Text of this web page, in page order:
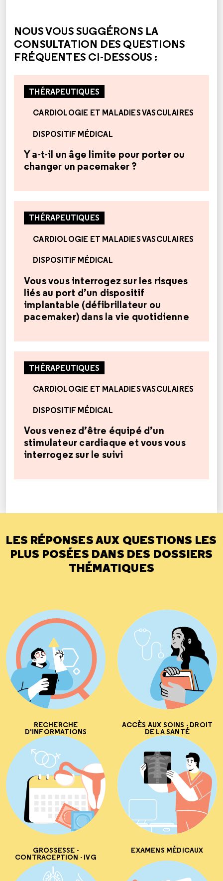
NOUS VOUS SUGGÉRONS LA
CONSULTATION DES QUESTIONS
FRÉQUENTES CI-DESSOUS :
THÉRAPEUTIQUES
CARDIOLOGIE ET MALADIES VASCULAIRES
DISPOSITIF MÉDICAL
Y a-t-il un âge limite pour porter ou
changer un pacemaker ?
THÉRAPEUTIQUES
CARDIOLOGIE ET MALADIES VASCULAIRES
DISPOSITIF MÉDICAL
Vous vous interrogez sur les risques
liés au port d’un dispositif
implantable (défibrillateur ou
pacemaker) dans la vie quotidienne
THÉRAPEUTIQUES
CARDIOLOGIE ET MALADIES VASCULAIRES
DISPOSITIF MÉDICAL
Vous venez d’être équipé d’un
stimulateur cardiaque et vous vous
interrogez sur le suivi
LES RÉPONSES AUX QUESTIONS LES
PLUS POSÉES DANS DES DOSSIERS
THÉMATIQUES
RECHERCHE
D'INFORMATIONS
ACCÈS AUX SOINS - DROIT
DE LA SANTÉ
GROSSESSE -
CONTRACEPTION - IVG
EXAMENS MÉDICAUX